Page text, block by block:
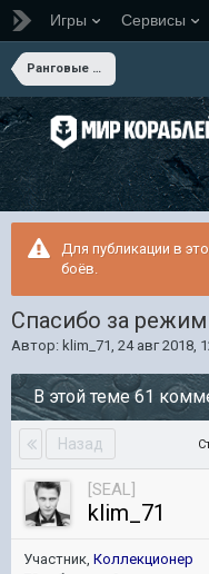
Игры Сервисы
Ранговые бои
Для публикации в
боёв.
Спасибо за режим
Автор: klim_71, 24 авг 2018,
В этой теме 61
Назад
[SEAL]
klim_71
Участник, Коллекционер